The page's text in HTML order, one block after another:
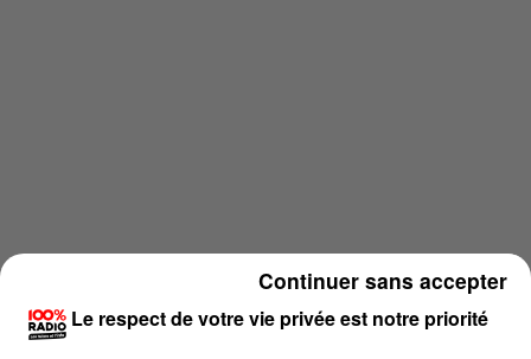
Le respect de votre vie privée est notre priorité
Continuer sans accepter